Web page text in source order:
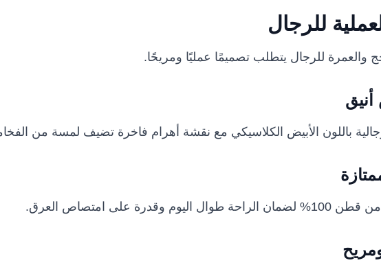
للرجال
والعمرة للرجال يتطلب تصميمًا عمليًا ومريحًا.
باللون الأبيض الكلاسيكي مع نقشة أهرام فاخرة تضيف لمسة من
وقدرة على امتصاص العرق.